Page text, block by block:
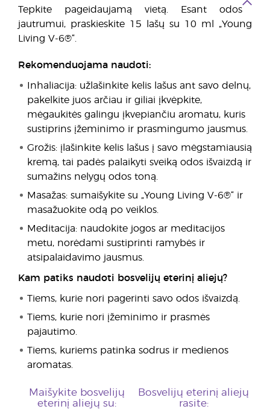
Tepkite pageidaujamą vietą. Esant odos
jautrumui, praskieskite 15 lašų su 10 ml „Young
Living V-6®“.
Rekomenduojama naudoti:
Inhaliacija: užlašinkite kelis lašus ant savo delnų,
pakelkite juos arčiau ir giliai įkvėpkite,
mėgaukitės galingu įkvepiančiu aromatu, kuris
sustiprins įžeminimo ir prasmingumo jausmus.
Grožis: įlašinkite kelis lašus į savo mėgstamiausią
kremą, tai padės palaikyti sveiką odos išvaizdą ir
sumažins nelygų odos toną.
Masažas: sumaišykite su „Young Living V-6®“ ir
masažuokite odą po veiklos.
Meditacija: naudokite jogos ar meditacijos
metu, norėdami sustiprinti ramybės ir
atsipalaidavimo jausmus.
Kam patiks naudoti bosvelijų eterinį aliejų?
Tiems, kurie nori pagerinti savo odos išvaizdą.
Tiems, kurie nori įžeminimo ir prasmės
pajautimo.
Tiems, kuriems patinka sodrus ir medienos
aromatas.
Maišykite bosvelijų
eterinį aliejų su:
Bosvelijų eterinį aliejų
rasite: